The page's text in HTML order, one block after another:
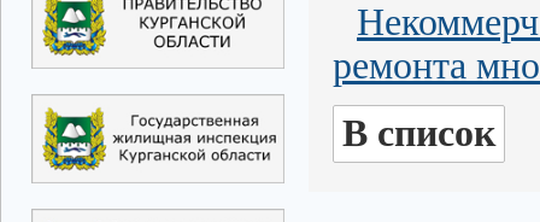
ремонта
В список